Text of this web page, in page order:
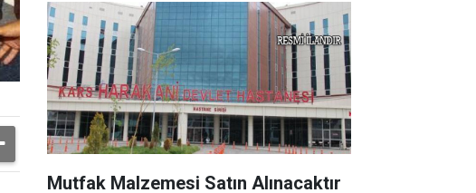
Mutfak Malzemesi Satın Alınacaktır